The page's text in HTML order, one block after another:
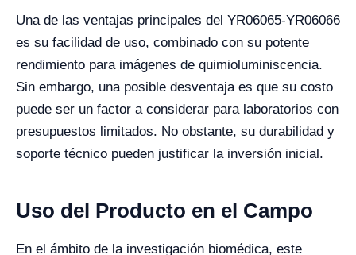
Una de las ventajas principales del YR06065-YR06066
es su facilidad de uso, combinado con su potente
rendimiento para imágenes de quimioluminiscencia.
Sin embargo, una posible desventaja es que su costo
puede ser un factor a considerar para laboratorios con
presupuestos limitados. No obstante, su durabilidad y
soporte técnico pueden justificar la inversión inicial.
Uso del Producto en el Campo
En el ámbito de la investigación biomédica, este